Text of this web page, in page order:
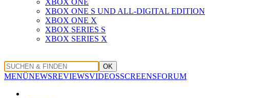
XBOX ONE
XBOX ONE S UND ALL-DIGITAL EDITION
XBOX ONE X
XBOX SERIES S
XBOX SERIES X
OK
MENÜNEWSREVIEWSVIDEOSSCREENSFORUM